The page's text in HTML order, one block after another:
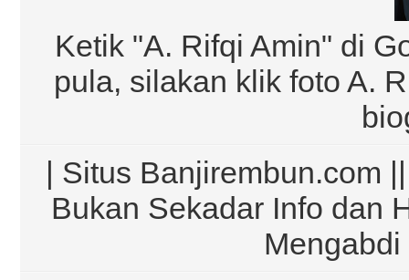
Ketik "A. Rifqi Amin" di
pula, silakan klik foto A.
| Situs Banjirembun.com
Bukan Sekadar Info dan